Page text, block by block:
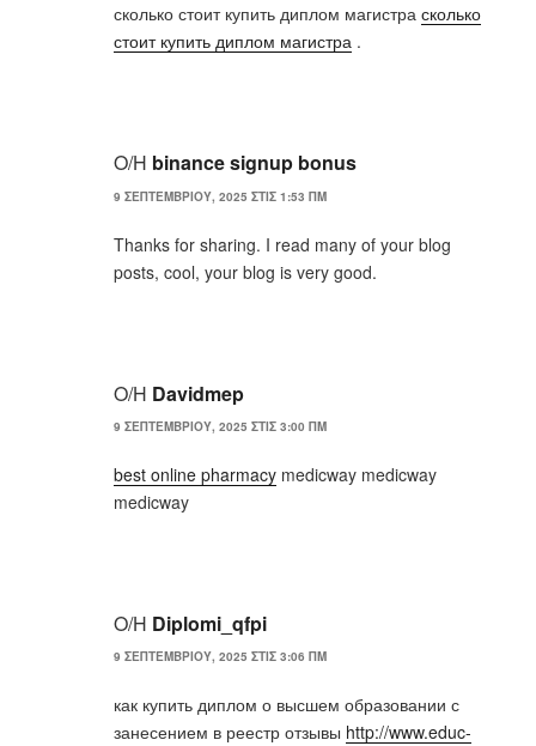
сколько стоит купить диплом магистра сколько
стоит купить диплом магистра .
Ο/Η binance signup bonus
9 ΣΕΠΤΕΜΒΡΊΟΥ, 2025 ΣΤΙΣ 1:53 ΠΜ
Thanks for sharing. I read many of your blog
posts, cool, your blog is very good.
Ο/Η Davidmep
9 ΣΕΠΤΕΜΒΡΊΟΥ, 2025 ΣΤΙΣ 3:00 ΠΜ
best online pharmacy medicway medicway
medicway
Ο/Η Diplomi_qfpi
9 ΣΕΠΤΕΜΒΡΊΟΥ, 2025 ΣΤΙΣ 3:06 ΠΜ
как купить диплом о высшем образовании с
занесением в реестр отзывы http://www.educ-